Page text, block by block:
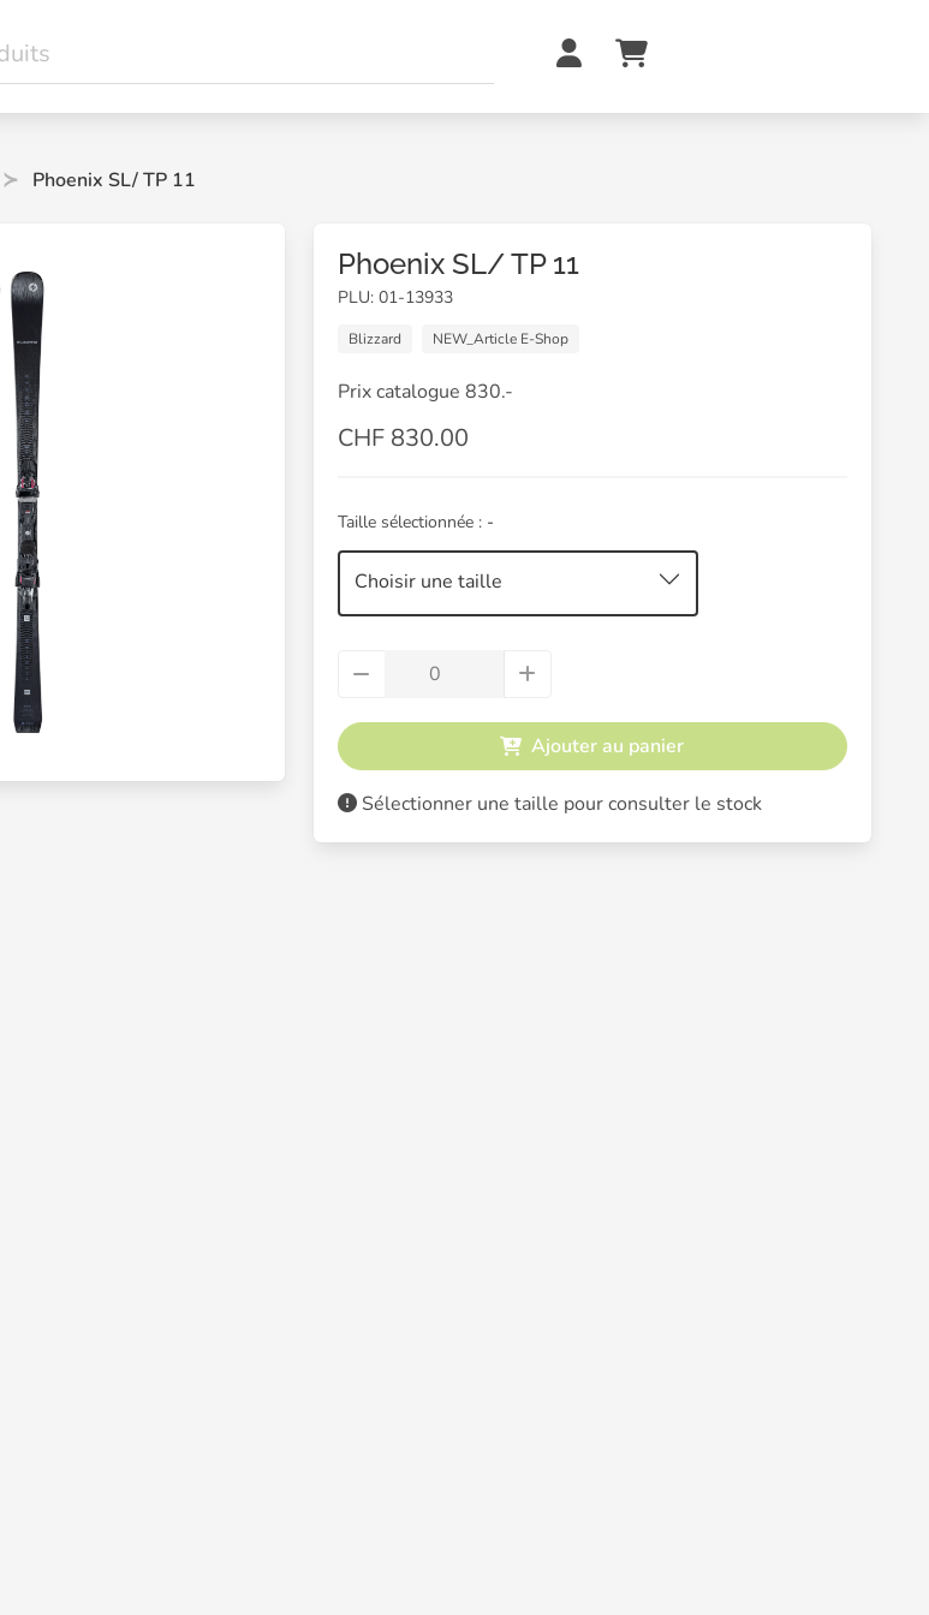
Phoenix SL/ TP 11
Phoenix SL/ TP 11
PLU: 01-13933
Blizzard NEW_Article E-Shop
Prix catalogue 830.-
CHF 830.00
Taille sélectionnée : -
Choisir une taille
Ajouter au panier
Sélectionner une taille pour consulter le stock